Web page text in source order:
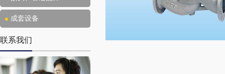
成套设备
联系我们